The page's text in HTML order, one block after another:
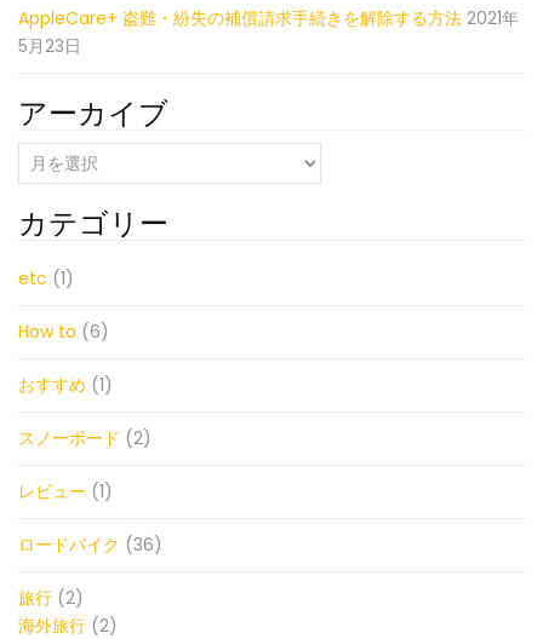
AppleCare+ 盗難・紛失の補償請求手続きを解除する方法 2021年
5月23日
アーカイブ
ー
カ
イ
カテゴリー
etc (1)
How to (6)
おすすめ (1)
スノーボード (2)
レビュー (1)
ロードバイク (36)
旅行 (2)
海外旅行 (2)